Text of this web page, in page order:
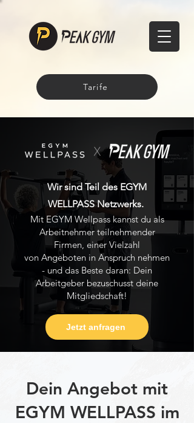
Tarife
Wir sind Teil des EGYM
WELLPASS Netzwerks.
Mit EGYM Wellpass kannst du als
Arbeitnehmer teilnehmender
Firmen, einer Vielzahl
von Angeboten in Anspruch nehmen
- und das Beste daran: Dein
Arbeitgeber bezuschusst deine
Mitgliedschaft!
Jetzt anfragen
Dein Angebot mit
EGYM WELLPASS im